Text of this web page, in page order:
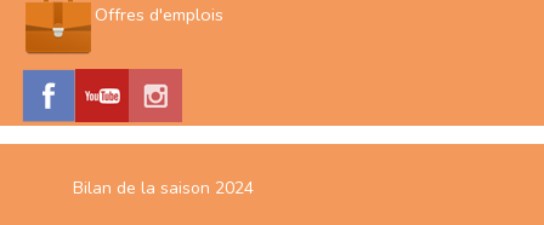
Offres d'emplois
Bilan de la saison 2024